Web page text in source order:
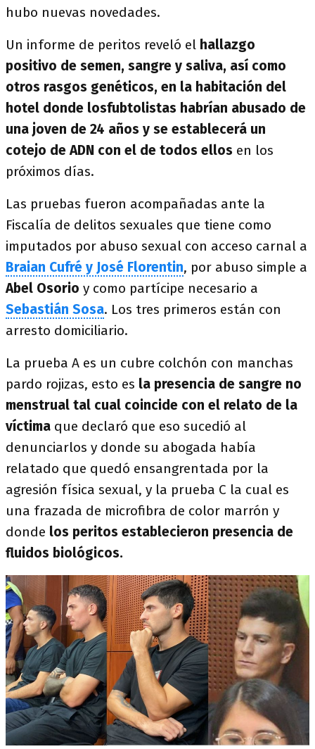
hubo nuevas novedades.
Un informe de peritos reveló el hallazgo
positivo de semen, sangre y saliva, así como
otros rasgos genéticos, en la habitación del
hotel donde losfubtolistas habrían abusado de
una joven de 24 años y se establecerá un
cotejo de ADN con el de todos ellos en los
próximos días.
Las pruebas fueron acompañadas ante la
Fiscalía de delitos sexuales que tiene como
imputados por abuso sexual con acceso carnal a
Braian Cufré y José Florentin, por abuso simple a
Abel Osorio y como partícipe necesario a
Sebastián Sosa. Los tres primeros están con
arresto domiciliario.
La prueba A es un cubre colchón con manchas
pardo rojizas, esto es la presencia de sangre no
menstrual tal cual coincide con el relato de la
víctima que declaró que eso sucedió al
denunciarlos y donde su abogada había
relatado que quedó ensangrentada por la
agresión física sexual, y la prueba C la cual es
una frazada de microfibra de color marrón y
donde los peritos establecieron presencia de
fluidos biológicos.